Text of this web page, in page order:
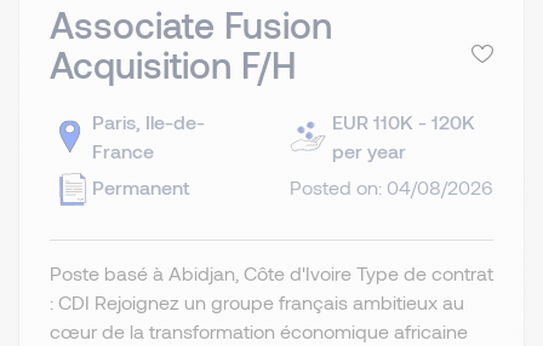
Associate Fusion
Acquisition F/H
Paris, Ile-de-
France
Permanent
EUR 110K - 120K
per year
Posted on: 04/08/2026
Poste basé à Abidjan, Côte d'Ivoire Type de contrat
: CDI Rejoignez un groupe français ambitieux au
cœur de la transformation économique africaine